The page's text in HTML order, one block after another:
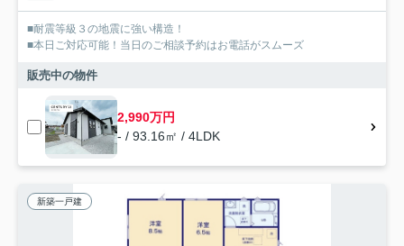
■耐震等級３の地震に強い構造！
■本日ご対応可能！当日のご相談予約はお電話がスムーズ
販売中の物件
2,990万円
- / 93.16㎡ / 4LDK
新築一戸建